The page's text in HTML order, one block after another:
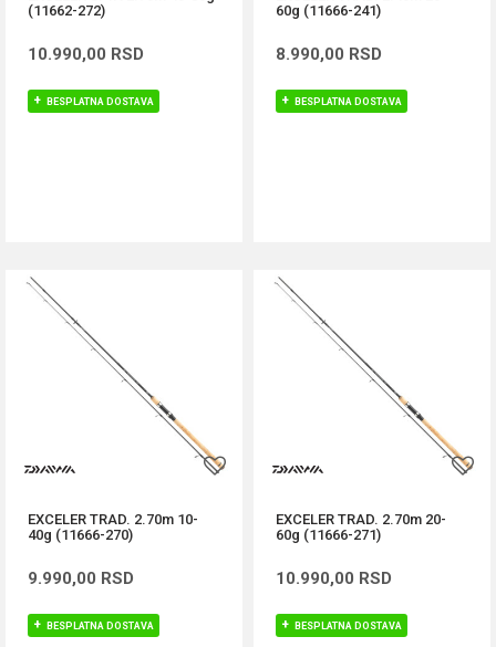
(11662-272)
10.990,00 RSD
BESPLATNA DOSTAVA
60g (11666-241)
8.990,00 RSD
BESPLATNA DOSTAVA
EXCELER TRAD. 2.70m 10-
40g (11666-270)
9.990,00 RSD
BESPLATNA DOSTAVA
EXCELER TRAD. 2.70m 20-
60g (11666-271)
10.990,00 RSD
BESPLATNA DOSTAVA